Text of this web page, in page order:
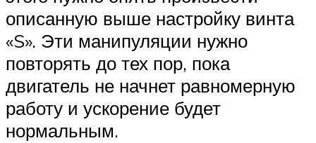
описанную выше настройку винта
«S». Эти манипуляции нужно
повторять до тех пор, пока
двигатель не начнет равномерную
работу и ускорение будет
нормальным.